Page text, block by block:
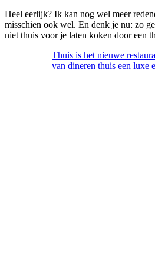
Heel eerlijk? Ik kan nog wel meer
misschien ook wel. En denk je nu: zo
niet thuis voor je laten koken door een
Thuis is het nieuwe
van dineren thuis een luxe